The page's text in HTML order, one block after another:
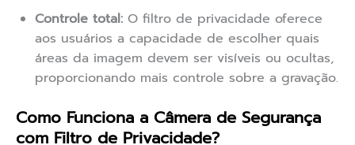
Controle total: O filtro de privacidade oferece
aos usuários a capacidade de escolher quais
áreas da imagem devem ser visíveis ou ocultas,
proporcionando mais controle sobre a gravação.
Como Funciona a Câmera de Segurança
com Filtro de Privacidade?